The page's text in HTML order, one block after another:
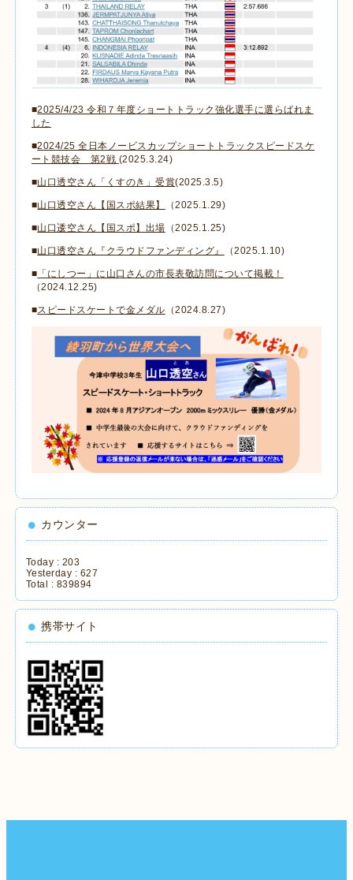
■2025/4/23 令和７年度ショートトラック強化選手に選らばれま
した
■2024/25 全日本ノービスカップショートトラックスピードスケ
ート競技会 第2戦 (2025.3.24)
■山口透空さん「くすのき」受賞(2025.3.5)
■山口透空さん【国スポ結果】 （2025.1.29)
■山口逶空さん【国スポ】出場 （2025.1.25)
■山口透空さん『クラウドファンディング』 （2025.1.10)
■ 「にしつー」に山口さんの市長表敬訪問について掲載！
（2024.12.25)
■スピードスケートで金メダル （2024.8.27)
カウンター
Today : 203
Yesterday : 627
Total : 839894
携帯サイト